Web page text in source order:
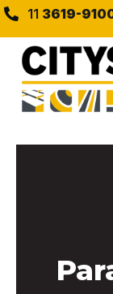
11 3619-